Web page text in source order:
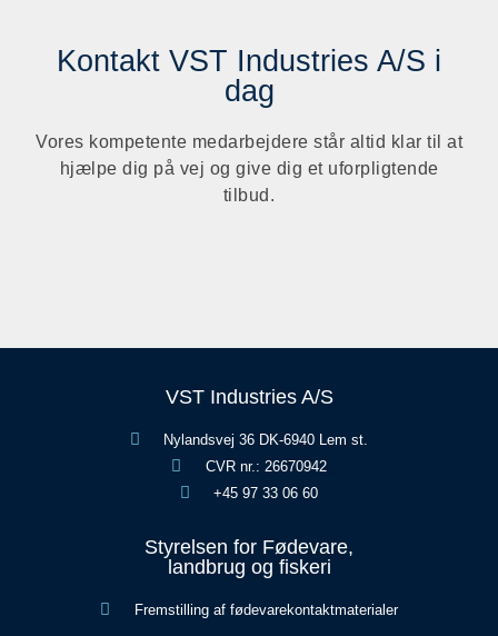
Kontakt VST Industries A/S i
dag
Vores kompetente medarbejdere står altid klar til at
hjælpe dig på vej og give dig et uforpligtende
tilbud.
VST Industries A/S
Nylandsvej 36 DK-6940 Lem st.
CVR nr.: 26670942
+45 97 33 06 60
Styrelsen for Fødevare,
landbrug og fiskeri
Fremstilling af fødevarekontaktmaterialer